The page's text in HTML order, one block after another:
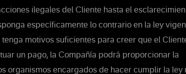
ilegales del Cliente hasta el
específicamente lo contrario en la ley
motivos suficientes para creer que el
un pago, la Compañía podrá proporcionar la
organismos encargados de hacer cumplir la ley